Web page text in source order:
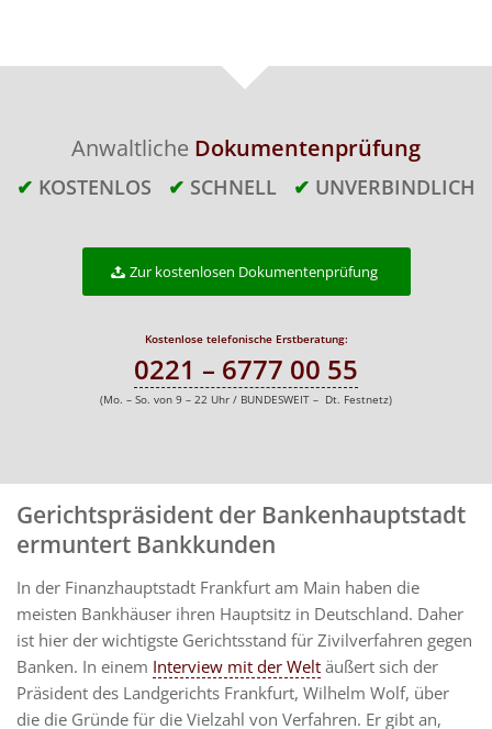
Anwaltliche Dokumentenprüfung
✔ KOSTENLOS ✔ SCHNELL ✔ UNVERBINDLICH
Zur kostenlosen Dokumentenprüfung
Kostenlose telefonische Erstberatung:
0221 – 6777 00 55
(Mo. – So. von 9 – 22 Uhr / BUNDESWEIT – Dt. Festnetz)
Gerichtspräsident der Bankenhauptstadt
ermuntert Bankkunden
In der Finanzhauptstadt Frankfurt am Main haben die
meisten Bankhäuser ihren Hauptsitz in Deutschland. Daher
ist hier der wichtigste Gerichtsstand für Zivilverfahren gegen
Banken. In einem Interview mit der Welt äußert sich der
Präsident des Landgerichts Frankfurt, Wilhelm Wolf, über
die die Gründe für die Vielzahl von Verfahren. Er gibt an,